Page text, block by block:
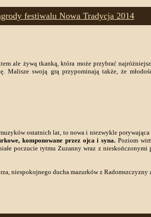
festiwalu Nowa Tradycja 2014
ale żywą tkanką, która może przybrać
swoją grą przypominają także, że
ostatnich lat, to nowa i niezwykle
komponowane przez ojca i syna. Poziom
poczucie rytmu Zuzanny wraz z nieskończonymi
niespokojnego ducha mazurków z